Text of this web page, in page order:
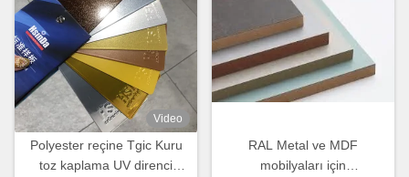
Video
Polyester reçine Tgic Kuru
toz kaplama UV direnci
RAL Metal ve MDF
mobilyaları için